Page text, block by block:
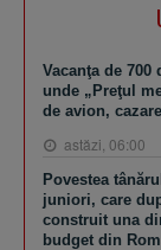
Vacanţa de 700
unde „Preţul
de avion,
astăzi, 06:00
Povestea
juniori, care
construit una
budget din